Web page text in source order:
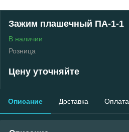
Зажим плашечный ПА-1-1
В наличии
Розница
Цену уточняйте
Описание Доставка Оплата